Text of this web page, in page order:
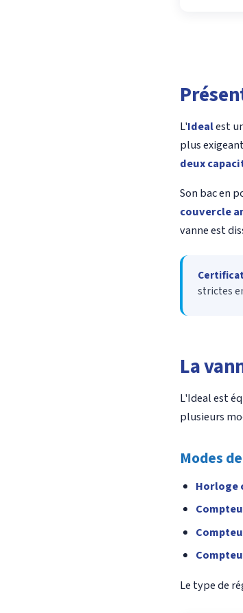
L'Idealest
plus
deux
Son bac en
couvercle
vanne est
strictes
La
L'Ideal est
plusieurs
Modes
Horloge
Le type de